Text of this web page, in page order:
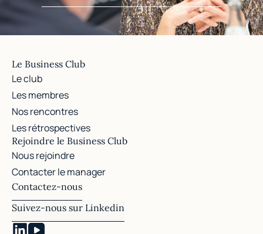
Le Business Club
Le club
Les membres
Nos rencontres
Les rétrospectives
Rejoindre le Business Club
Nous rejoindre
Contacter le manager
Contactez-nous
Suivez-nous sur Linkedin